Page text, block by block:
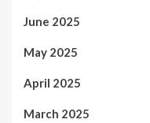
June 2025
May 2025
April 2025
March 2025